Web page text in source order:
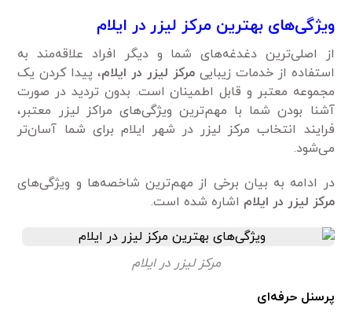
ویژگی‌های بهترین مرکز لیزر در ایلام
از اصلی‌ترین دغدغه‌های شما و دیگر افراد علاقه‌مند به
استفاده از خدمات زیباییمرکز لیزر در ایلام، پیدا کردن یک
مجموعه معتبر و قابل اطمینان است. بدون تردید در صورت
آشنا بودن شما با مهم‌ترین ویژگی‌های مراکز لیزر معتبر،
فرایند انتخاب مرکز لیزر در شهر ایلام برای شما آسان‌تر
می‌شود.
در ادامه به بیان برخی از مهم‌ترین شاخصه‌ها و ویژگی‌های
مرکز لیزر در ایلام اشاره شده است.
مرکز لیزر در ایلام
پرسنل حرفه‌ای